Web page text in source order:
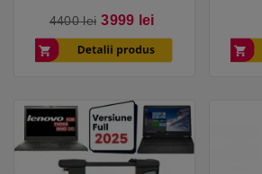
4400 lei 3999 lei